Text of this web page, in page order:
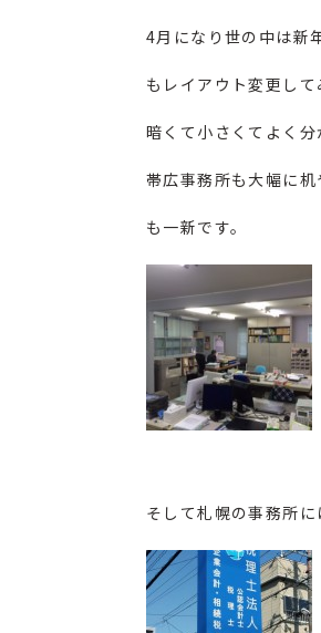
4月になり世の中は新
もレイアウト変更して
暗くて小さくてよく
帯広事務所も大幅に
も一新です。
そして札幌の事務所に